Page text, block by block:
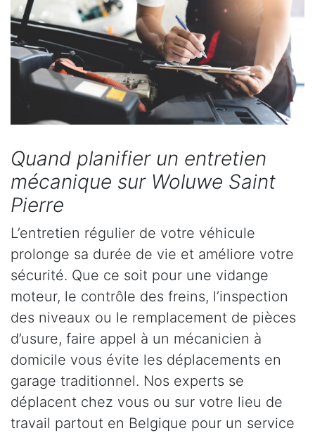
Quand planifier un entretien
mécanique sur Woluwe Saint
Pierre
L’entretien régulier de votre véhicule
prolonge sa durée de vie et améliore votre
sécurité. Que ce soit pour une vidange
moteur, le contrôle des freins, l’inspection
des niveaux ou le remplacement de pièces
d’usure, faire appel à un mécanicien à
domicile vous évite les déplacements en
garage traditionnel. Nos experts se
déplacent chez vous ou sur votre lieu de
travail partout en Belgique pour un service